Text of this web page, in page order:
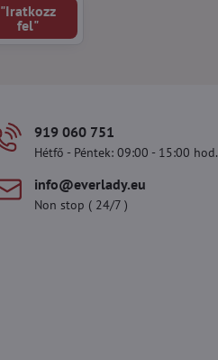
"Iratkozz
fel"
919 060 751
Hétfő - Péntek: 09:00 - 15:00 hod.
info​@everlady​.eu
Non stop ( 24/7 )